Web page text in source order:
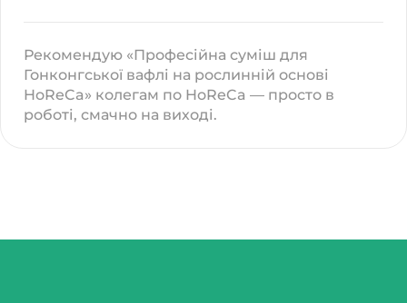
Рекомендую «Професійна суміш для
Гонконгської вафлі на рослинній основі
HoReCa» колегам по HoReCa — просто в
роботі, смачно на виході.